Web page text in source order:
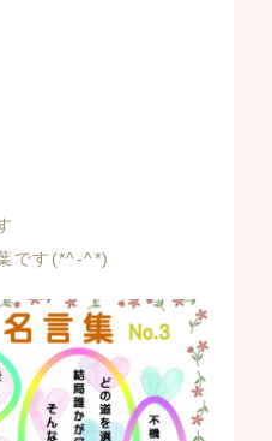
です(*^-^*)